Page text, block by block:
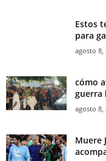
Estos
para
agosto 8,
cómo
guerra
agosto 8,
Muere